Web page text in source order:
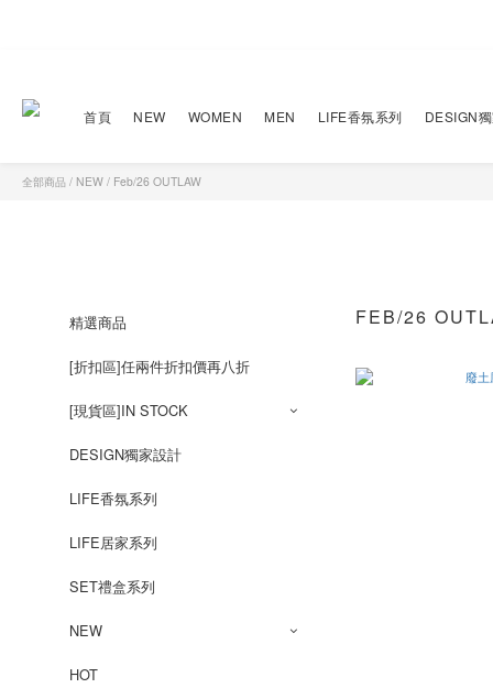
首頁 NEW WOMEN MEN LIFE香氛系列 DESIGN
全部商品 / NEW / Feb/26 OUTLAW
精選商品
[折扣區]任兩件折扣價再八折
[現貨區]IN STOCK
DESIGN獨家設計
LIFE香氛系列
LIFE居家系列
SET禮盒系列
NEW
HOT
FEB/26